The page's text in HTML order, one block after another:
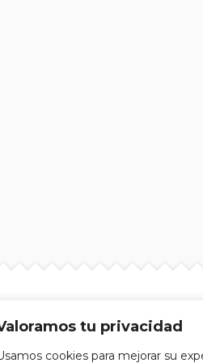
tu privacidad
cookies para mejorar su